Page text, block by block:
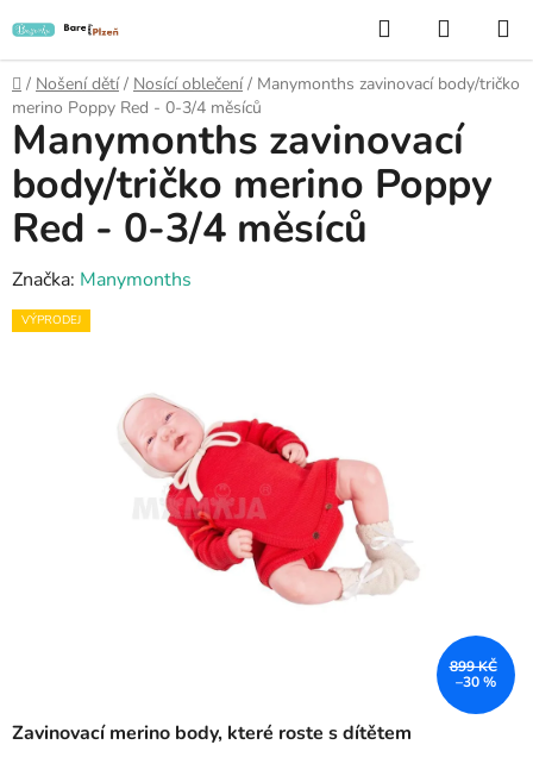
na
obsah
Hledat
KOŠÍK
Domů
/ Nošení dětí / Nosící oblečení / Manymonths zavinovací body/tričko
merino Poppy Red - 0-3/4 měsíců
Zavinovací merino body, které roste s dítětem
Manymonths zavinovací
body/tričko merino Poppy
Red - 0-3/4 měsíců
Značka: Manymonths
VÝPRODEJ
899 KČ
–30 %